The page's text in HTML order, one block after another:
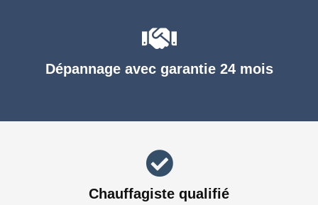
Dépannage avec garantie 24 mois
Chauffagiste qualifié